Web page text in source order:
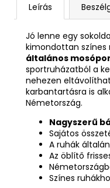
Leírás
Jó lenne egy
kimondottan színes
általános mosópor
sportruházatból a
nehezen
karbantartásra is
Németország.
Nagyszerű
Sajátos
A ruhák
Az öblítő
Színes